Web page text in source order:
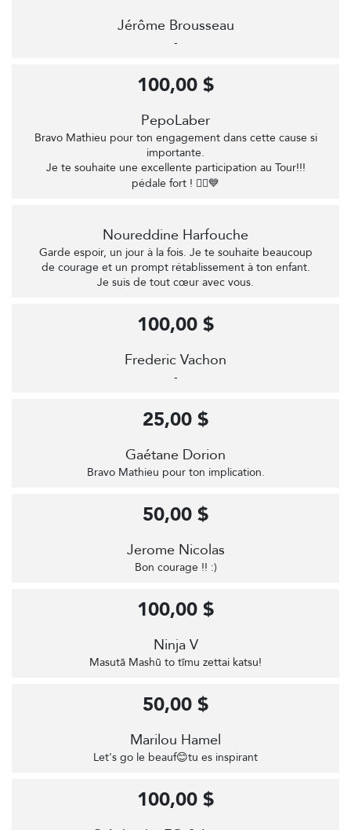
Jérôme Brousseau
-
PepoLaber
Bravo Mathieu pour ton engagement dans cette cause si
importante.
Je te souhaite une excellente participation au Tour!!!
pédale fort ! 🚴‍♂️💙
100,00 $
Noureddine Harfouche
Garde espoir, un jour à la fois. Je te souhaite beaucoup
de courage et un prompt rétablissement à ton enfant.
Je suis de tout cœur avec vous.
Frederic Vachon
-
100,00 $
Gaétane Dorion
Bravo Mathieu pour ton implication.
25,00 $
Jerome Nicolas
Bon courage !! :)
50,00 $
Ninja V
Masutā Mashū to tīmu zettai katsu!
100,00 $
Marilou Hamel
Let's go le beauf😊tu es inspirant
50,00 $
100,00 $